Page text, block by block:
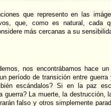
que represento en las
que, como es natural, cada
más cercanas a su
nos encontrábamos hace
período de transición entre
escándalos? Si en la paz
guerra? La muerte, la destrucción,
falso y otros simplemente